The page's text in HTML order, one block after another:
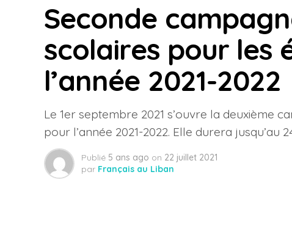
Seconde
scolaires pour les
l’année 2021-2022
Le 1er septembre 2021 s’ouvre la deuxième
pour l’année 2021-2022. Elle durera jusqu’au
Publié 5 ans ago on 22 juillet 2021
par Français au Liban